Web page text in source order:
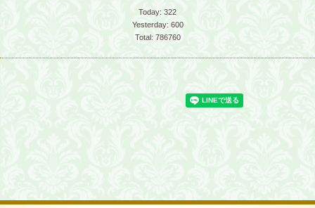
Today: 322
Yesterday: 600
Total: 786760